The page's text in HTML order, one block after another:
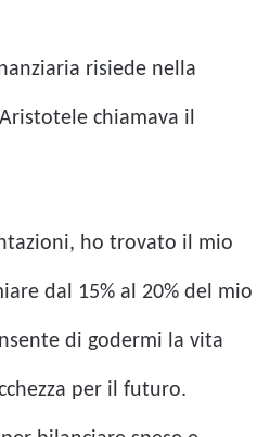
risiede nella
chiamava il
ho trovato il mio
dal 15% al ​​20% del mio
di godermi la vita
per il futuro.